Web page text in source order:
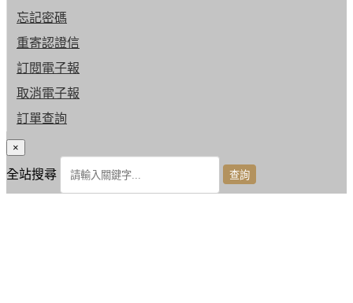
忘記密碼
重寄認證信
訂閱電子報
取消電子報
訂單查詢
×
全站搜尋